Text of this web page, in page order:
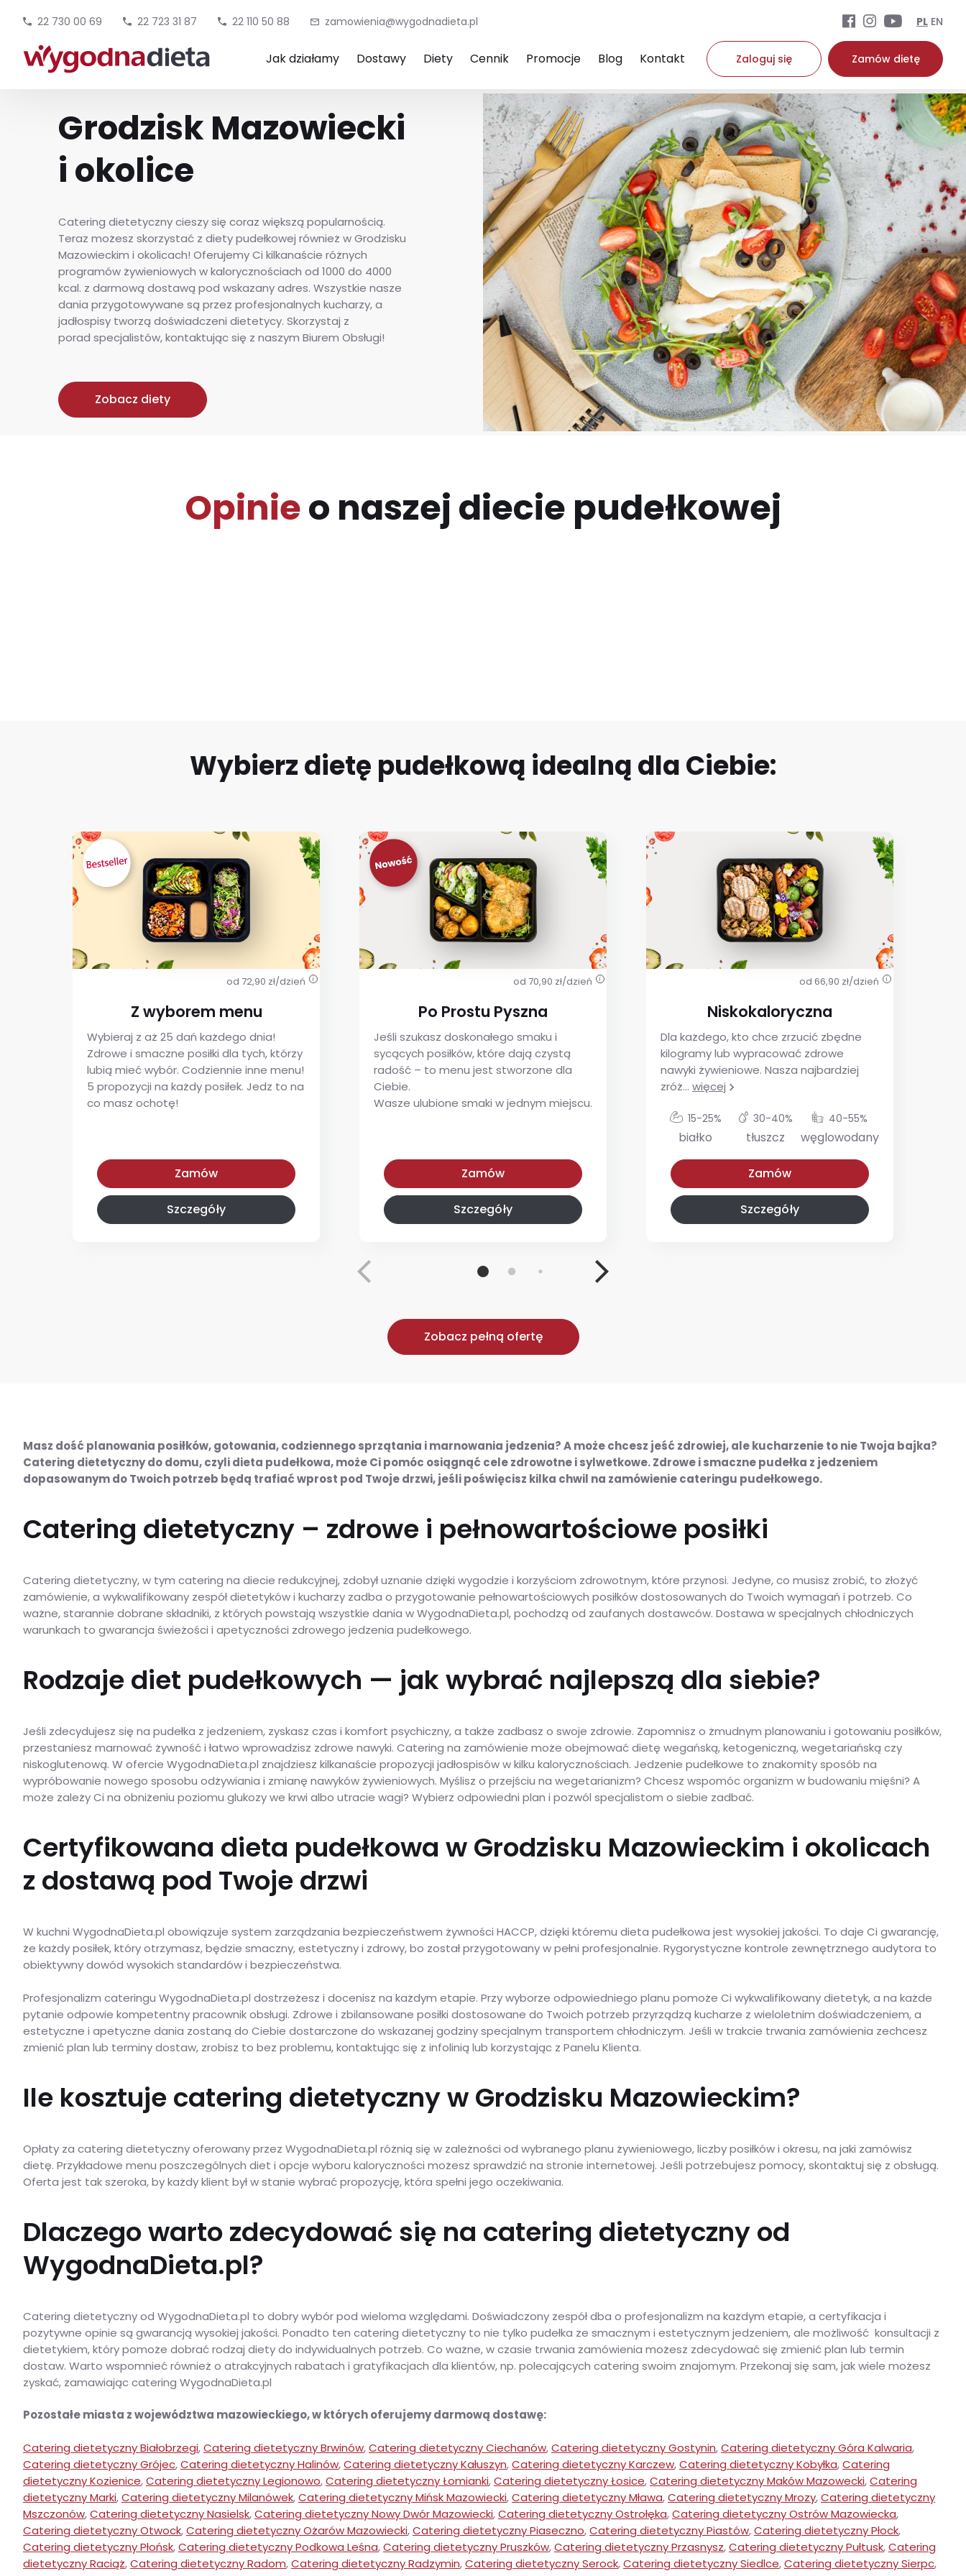
22 730 00 69 22 723 31 87 22 110 50 88 zamowienia@wygodnadieta.pl PL EN
Jak działamy Dostawy Diety Cennik Promocje Blog Kontakt Zaloguj się Zamów dietę
Grodzisk Mazowiecki
i okolice
Catering dietetyczny cieszy się coraz większą popularnością.
Teraz możesz skorzystać z diety pudełkowej również w Grodzisku
Mazowieckim i okolicach! Oferujemy Ci kilkanaście różnych
programów żywieniowych w kalorycznościach od 1000 do 4000
kcal. z darmową dostawą pod wskazany adres. Wszystkie nasze
dania przygotowywane są przez profesjonalnych kucharzy, a
jadłospisy tworzą doświadczeni dietetycy. Skorzystaj z
porad specjalistów, kontaktując się z naszym Biurem Obsługi!
Zobacz diety
Opinieo naszej diecie pudełkowej
Wybierz dietę pudełkową idealną dla Ciebie:
od 72,90 zł/dzień i
Z wyborem menu
Wybieraj z aż 25 dań każdego dnia!
Zdrowe i smaczne posiłki dla tych, którzy
lubią mieć wybór. Codziennie inne menu!
5 propozycji na każdy posiłek. Jedz to na
co masz ochotę!
Z wyborem menu
Zamów
Szczegóły
od 70,90 zł/dzień i
Po Prostu Pyszna
Jeśli szukasz doskonałego smaku i
sycących posiłków, które dają czystą
radość – to menu jest stworzone dla
Ciebie.
Wasze ulubione smaki w jednym miejscu.
Po Prostu Pyszna
Zamów
Szczegóły
od 66,90 zł/dzień i
Niskokaloryczna
Dla każdego, kto chce zrzucić zbędne
kilogramy lub wypracować zdrowe
nawyki żywieniowe. Nasza najbardziej
zróż... więcej
15-25%
białko
30-40%
tłuszcz
40-55%
węglowodany
Zamów
Szczegóły
Zobacz pełną ofertę
Masz dość planowania posiłków, gotowania, codziennego sprzątania i marnowania jedzenia? A może chcesz jeść zdrowiej, ale kucharzenie to nie Twoja bajka?
Catering dietetyczny do domu, czyli dieta pudełkowa, może Ci pomóc osiągnąć cele zdrowotne i sylwetkowe. Zdrowe i smaczne pudełka z jedzeniem
dopasowanym do Twoich potrzeb będą trafiać wprost pod Twoje drzwi, jeśli poświęcisz kilka chwil na zamówienie cateringu pudełkowego.
Catering dietetyczny – zdrowe i pełnowartościowe posiłki
Catering dietetyczny, w tym catering na diecie redukcyjnej, zdobył uznanie dzięki wygodzie i korzyściom zdrowotnym, które przynosi. Jedyne, co musisz zrobić, to złożyć
zamówienie, a wykwalifikowany zespół dietetyków i kucharzy zadba o przygotowanie pełnowartościowych posiłków dostosowanych do Twoich wymagań i potrzeb. Co
ważne, starannie dobrane składniki, z których powstają wszystkie dania w WygodnaDieta.pl, pochodzą od zaufanych dostawców. Dostawa w specjalnych chłodniczych
warunkach to gwarancja świeżości i apetyczności zdrowego jedzenia pudełkowego.
Rodzaje diet pudełkowych — jak wybrać najlepszą dla siebie?
Jeśli zdecydujesz się na pudełka z jedzeniem, zyskasz czas i komfort psychiczny, a także zadbasz o swoje zdrowie. Zapomnisz o żmudnym planowaniu i gotowaniu posiłków,
przestaniesz marnować żywność i łatwo wprowadzisz zdrowe nawyki. Catering na zamówienie może obejmować dietę wegańską, ketogeniczną, wegetariańską czy
niskoglutenową. W ofercie WygodnaDieta.pl znajdziesz kilkanaście propozycji jadłospisów w kilku kalorycznościach. Jedzenie pudełkowe to znakomity sposób na
wypróbowanie nowego sposobu odżywiania i zmianę nawyków żywieniowych. Myślisz o przejściu na wegetarianizm? Chcesz wspomóc organizm w budowaniu mięśni? A
może zależy Ci na obniżeniu poziomu glukozy we krwi albo utracie wagi? Wybierz odpowiedni plan i pozwól specjalistom o siebie zadbać.
Certyfikowana dieta pudełkowa w Grodzisku Mazowieckim i okolicach
z dostawą pod Twoje drzwi
W kuchni WygodnaDieta.pl obowiązuje system zarządzania bezpieczeństwem żywności HACCP, dzięki któremu dieta pudełkowa jest wysokiej jakości. To daje Ci gwarancję,
że każdy posiłek, który otrzymasz, będzie smaczny, estetyczny i zdrowy, bo został przygotowany w pełni profesjonalnie. Rygorystyczne kontrole zewnętrznego audytora to
obiektywny dowód wysokich standardów i bezpieczeństwa.
Profesjonalizm cateringu WygodnaDieta.pl dostrzeżesz i docenisz na każdym etapie. Przy wyborze odpowiedniego planu pomoże Ci wykwalifikowany dietetyk, a na każde
pytanie odpowie kompetentny pracownik obsługi. Zdrowe i zbilansowane posiłki dostosowane do Twoich potrzeb przyrządzą kucharze z wieloletnim doświadczeniem, a
estetyczne i apetyczne dania zostaną do Ciebie dostarczone do wskazanej godziny specjalnym transportem chłodniczym. Jeśli w trakcie trwania zamówienia zechcesz
zmienić plan lub terminy dostaw, zrobisz to bez problemu, kontaktując się z infolinią lub korzystając z Panelu Klienta.
Ile kosztuje catering dietetyczny w Grodzisku Mazowieckim?
Opłaty za catering dietetyczny oferowany przez WygodnaDieta.pl różnią się w zależności od wybranego planu żywieniowego, liczby posiłków i okresu, na jaki zamówisz
dietę. Przykładowe menu poszczególnych diet i opcje wyboru kaloryczności możesz sprawdzić na stronie internetowej. Jeśli potrzebujesz pomocy, skontaktuj się z obsługą.
Oferta jest tak szeroka, by każdy klient był w stanie wybrać propozycję, która spełni jego oczekiwania.
Dlaczego warto zdecydować się na catering dietetyczny od
WygodnaDieta.pl?
Catering dietetyczny od WygodnaDieta.pl to dobry wybór pod wieloma względami. Doświadczony zespół dba o profesjonalizm na każdym etapie, a certyfikacja i
pozytywne opinie są gwarancją wysokiej jakości. Ponadto ten catering dietetyczny to nie tylko pudełka ze smacznym i estetycznym jedzeniem, ale możliwość konsultacji z
dietetykiem, który pomoże dobrać rodzaj diety do indywidualnych potrzeb. Co ważne, w czasie trwania zamówienia możesz zdecydować się zmienić plan lub termin
dostaw. Warto wspomnieć również o atrakcyjnych rabatach i gratyfikacjach dla klientów, np. polecających catering swoim znajomym. Przekonaj się sam, jak wiele możesz
zyskać, zamawiając catering WygodnaDieta.pl
Pozostałe miasta z województwa mazowieckiego, w których oferujemy darmową dostawę:
Catering dietetyczny Białobrzegi,Catering dietetyczny Brwinów,Catering dietetyczny Ciechanów,Catering dietetyczny Gostynin,Catering dietetyczny Góra Kalwaria,
Catering dietetyczny Grójec,Catering dietetyczny Halinów,Catering dietetyczny Kałuszyn,Catering dietetyczny Karczew,Catering dietetyczny Kobyłka,Catering
dietetyczny Kozienice,Catering dietetyczny Legionowo,Catering dietetyczny Łomianki,Catering dietetyczny Łosice,Catering dietetyczny Maków Mazowecki,Catering
dietetyczny Marki,Catering dietetyczny Milanówek,Catering dietetyczny Mińsk Mazowiecki,Catering dietetyczny Mława,Catering dietetyczny Mrozy,Catering dietetyczny
Mszczonów,Catering dietetyczny Nasielsk,Catering dietetyczny Nowy Dwór Mazowiecki,Catering dietetyczny Ostrołęka,Catering dietetyczny Ostrów Mazowiecka,
Catering dietetyczny Otwock,Catering dietetyczny Ożarów Mazowiecki,Catering dietetyczny Piaseczno,Catering dietetyczny Piastów,Catering dietetyczny Płock,
Catering dietetyczny Płońsk,Catering dietetyczny Podkowa Leśna,Catering dietetyczny Pruszków,Catering dietetyczny Przasnysz,Catering dietetyczny Pułtusk,Catering
dietetyczny Raciąż,Catering dietetyczny Radom,Catering dietetyczny Radzymin,Catering dietetyczny Serock,Catering dietetyczny Siedlce,Catering dietetyczny Sierpc,